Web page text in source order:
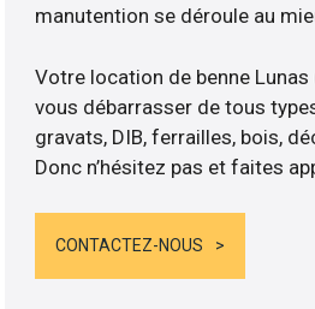
manutention se déroule au
Votre location de benne
vous débarrasser de tous
gravats, DIB, ferrailles, bois,
Donc n’hésitez pas et faites
CONTACTEZ-NOUS